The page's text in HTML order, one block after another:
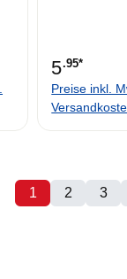
5.95*
Preise inkl.
Seite
1 Seite
2 Seite
3